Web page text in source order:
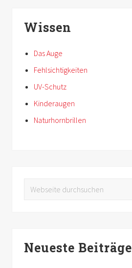
Wissen
Das Auge
Fehlsichtigkeiten
UV-Schutz
Kinderaugen
Naturhorn­brillen
Webseite
Neueste Beiträge